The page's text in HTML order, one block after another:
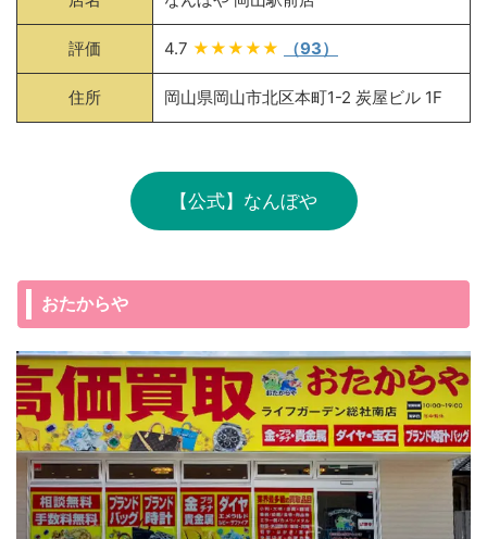
評価 4.7 ★★★★★ （93）
住所 岡山県岡山市北区本町1-2 炭屋ビル 1F
【公式】なんぼや
おたからや